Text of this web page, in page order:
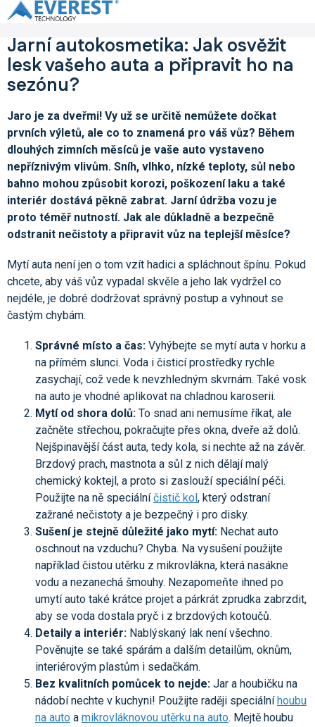
Přejít
na
Jarní autokosmetika: Jak osvěžit
lesk vašeho auta a připravit ho na
sezónu?
Jaro je za dveřmi! Vy už se určitě nemůžete dočkat
prvních výletů, ale co to znamená pro váš vůz? Během
dlouhých zimních měsíců je vaše auto vystaveno
nepříznivým vlivům. Sníh, vlhko, nízké teploty, sůl nebo
bahno mohou způsobit korozi, poškození laku a také
interiér dostává pěkně zabrat. Jarní údržba vozu je
proto téměř nutností. Jak ale důkladně a bezpečně
odstranit nečistoty a připravit vůz na teplejší měsíce?
Mytí auta není jen o tom vzít hadici a spláchnout špínu. Pokud
chcete, aby váš vůz vypadal skvěle a jeho lak vydržel co
nejdéle, je dobré dodržovat správný postup a vyhnout se
častým chybám.
Správné místo a čas: Vyhýbejte se mytí auta v horku a
na přímém slunci. Voda i čisticí prostředky rychle
zasychají, což vede k nevzhledným skvrnám. Také vosk
na auto je vhodné aplikovat na chladnou karoserii.
Mytí od shora dolů: To snad ani nemusíme říkat, ale
začněte střechou, pokračujte přes okna, dveře až dolů.
Nejšpinavější část auta, tedy kola, si nechte až na závěr.
Brzdový prach, mastnota a sůl z nich dělají malý
chemický koktejl, a proto si zaslouží speciální péči.
Použijte na ně speciálníčistič kol , který odstraní
zažrané nečistoty a je bezpečný i pro disky.
Sušení je stejně důležité jako mytí: Nechat auto
oschnout na vzduchu? Chyba. Na vysušení použijte
například čistou utěrku z mikrovlákna, která nasákne
vodu a nezanechá šmouhy. Nezapomeňte ihned po
umytí auto také krátce projet a párkrát zprudka zabrzdit,
aby se voda dostala pryč i z brzdových kotoučů.
Detaily a interiér: Nablýskaný lak není všechno.
Pověnujte se také spárám a dalším detailům, oknům,
interiérovým plastům i sedačkám.
Bez kvalitních pomůcek to nejde: Jar a houbičku na
nádobí nechte v kuchyni! Použijte raději speciální houbu
na auto a mikrovláknovou utěrku na auto. Mejtě houbu